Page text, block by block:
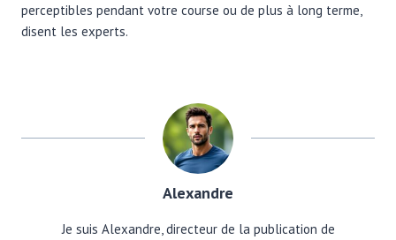
perceptibles pendant votre course ou de plus à long terme,
disent les experts.
Alexandre
Je suis Alexandre, directeur de la publication de